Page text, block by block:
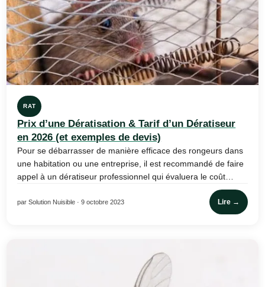
RAT
Prix d’une Dératisation & Tarif d’un Dératiseur
en 2026 (et exemples de devis)
Pour se débarrasser de manière efficace des rongeurs dans
une habitation ou une entreprise, il est recommandé de faire
appel à un dératiseur professionnel qui évaluera le coût…
par Solution Nuisible · 9 octobre 2023 Lire →